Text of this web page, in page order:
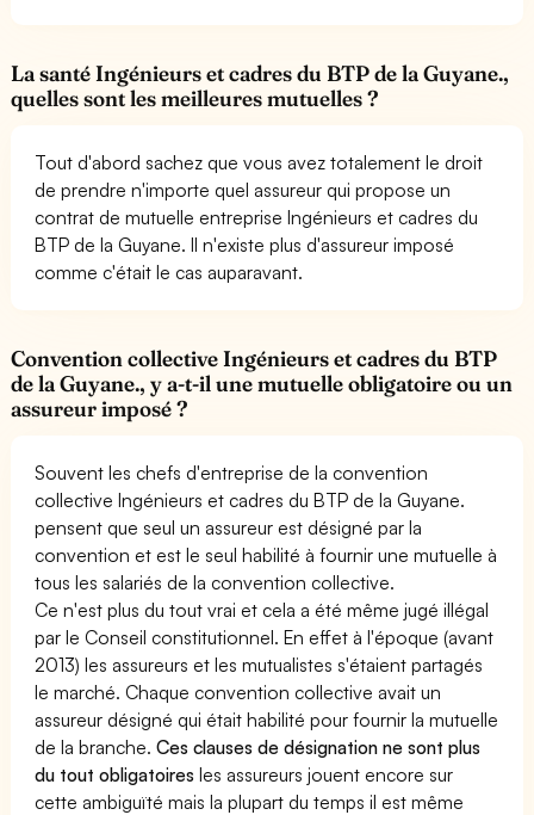
La santé Ingénieurs et cadres du BTP de la Guyane.,
quelles sont les meilleures mutuelles ?
Tout d'abord sachez que vous avez totalement le droit
de prendre n'importe quel assureur qui propose un
contrat de mutuelle entreprise Ingénieurs et cadres du
BTP de la Guyane. Il n'existe plus d'assureur imposé
comme c'était le cas auparavant.
Convention collective Ingénieurs et cadres du BTP
de la Guyane., y a-t-il une mutuelle obligatoire ou un
assureur imposé ?
Souvent les chefs d'entreprise de la convention
collective Ingénieurs et cadres du BTP de la Guyane.
pensent que seul un assureur est désigné par la
convention et est le seul habilité à fournir une mutuelle à
tous les salariés de la convention collective.
Ce n'est plus du tout vrai et cela a été même jugé illégal
par le Conseil constitutionnel. En effet à l'époque (avant
2013) les assureurs et les mutualistes s'étaient partagés
le marché. Chaque convention collective avait un
assureur désigné qui était habilité pour fournir la mutuelle
de la branche.Ces clauses de désignation ne sont plus
du tout obligatoires les assureurs jouent encore sur
cette ambiguïté mais la plupart du temps il est même